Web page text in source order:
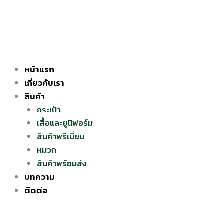
หน้าแรก
เกี่ยวกับเรา
สินค้า
กระเป๋า
เสื้อและยูนิฟอร์ม
สินค้าพรีเมี่ยม
หมวก
สินค้าพร้อมส่ง
บทความ
ติดต่อ